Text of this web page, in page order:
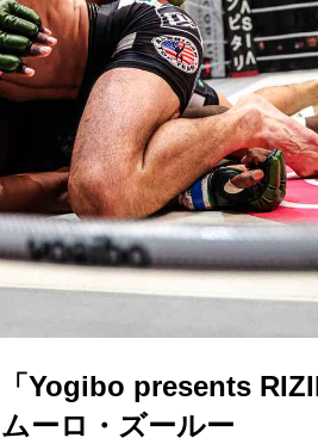
「Yogibo presents
ーロ・ズールー